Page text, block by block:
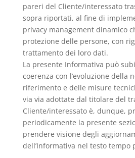
pareri del Cliente/interessato
sopra riportati, al fine di
privacy management dinamico
protezione delle persone, con
trattamento dei loro dati.
La presente Informativa può
coerenza con l’evoluzione della
riferimento e delle misure
via via adottate dal titolare del
Cliente/interessato è, dunque,
periodicamente la presente
prendere visione degli
dell’Informativa nel testo tempo